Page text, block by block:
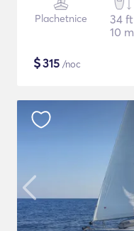
Plachetnice
34 ft
10 m
$315 /noc